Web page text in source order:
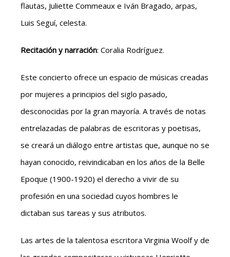
flautas, Juliette Commeaux e Iván Bragado, arpas,
Luis Seguí, celesta.
Recitación y narración: Coralia Rodríguez.
Este concierto ofrece un espacio de músicas creadas
por mujeres a principios del siglo pasado,
desconocidas por la gran mayoría. A través de notas
entrelazadas de palabras de escritoras y poetisas,
se creará un diálogo entre artistas que, aunque no se
hayan conocido, reivindicaban en los años de la Belle
Epoque (1900-1920) el derecho a vivir de su
profesión en una sociedad cuyos hombres le
dictaban sus tareas y sus atributos.
Las artes de la talentosa escritora Virginia Woolf y de